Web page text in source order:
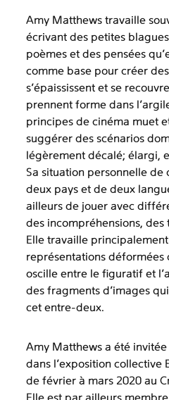
Amy Matthews travaille
écrivant des petites
poèmes et des pensées
comme base pour créer
s’épaississent et se
prennent forme dans
principes de cinéma muet
suggérer des scénarios
légèrement décalé; élargi,
Sa situation personnelle de
deux pays et de deux
ailleurs de jouer avec
des incompréhensions, des
Elle travaille
représentations
oscille entre le figuratif et
des fragments d'images
cet entre-deux.
Amy Matthews a été invitée
dans l’exposition collective
de février à mars 2020 au
Elle est par ailleurs